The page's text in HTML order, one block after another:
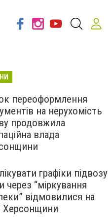
переоформлення
на нерухомість
продовжила
влада
графіки підвозу
через “міркування
відмовилися на
Херсонщини